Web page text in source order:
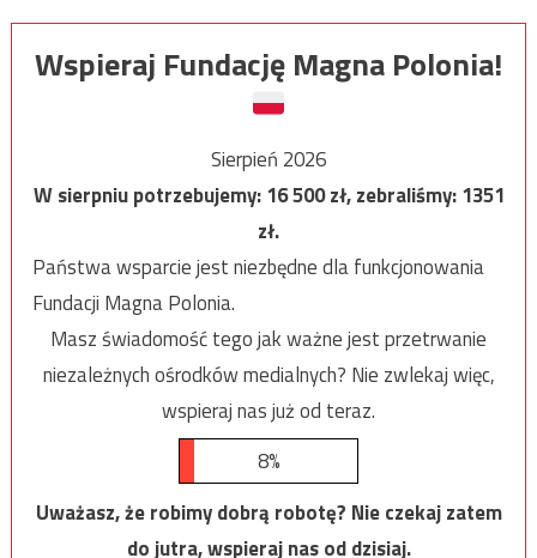
Wspieraj Fundację Magna Polonia!
Sierpień 2026
W sierpniu potrzebujemy:16 500zł, zebraliśmy:1351
zł.
Państwa wsparcie jest niezbędne dla funkcjonowania
Fundacji Magna Polonia.
Masz świadomość tego jak ważne jest przetrwanie
niezależnych ośrodków medialnych? Nie zwlekaj więc,
wspieraj nas już od teraz.
8%
Uważasz, że robimy dobrą robotę? Nie czekaj zatem
do jutra, wspieraj nas od dzisiaj.